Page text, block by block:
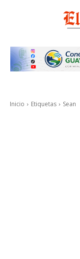
Inicio Etiquetas Sean